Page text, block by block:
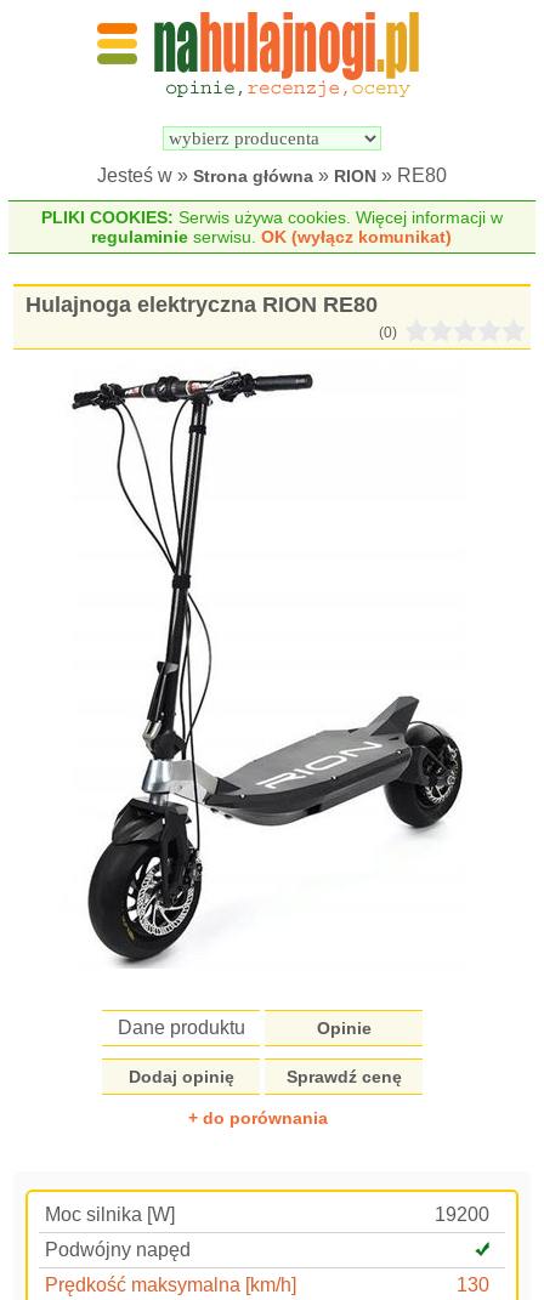
Wyszukiwarka
elektrycznych
Jesteś w » Strona główna » RION » RE80
PLIKI COOKIES: Serwis używa cookies. Więcej informacji w
regulaminie serwisu.OK (wyłącz komunikat)
Hulajnoga elektryczna RION RE80
(0)
Dane produktu Opinie
Dodaj opinię Sprawdź cenę
+ do porównania
Moc silnika [W]
19200
Podwójny napęd
Prędkość maksymalna [km/h]
130